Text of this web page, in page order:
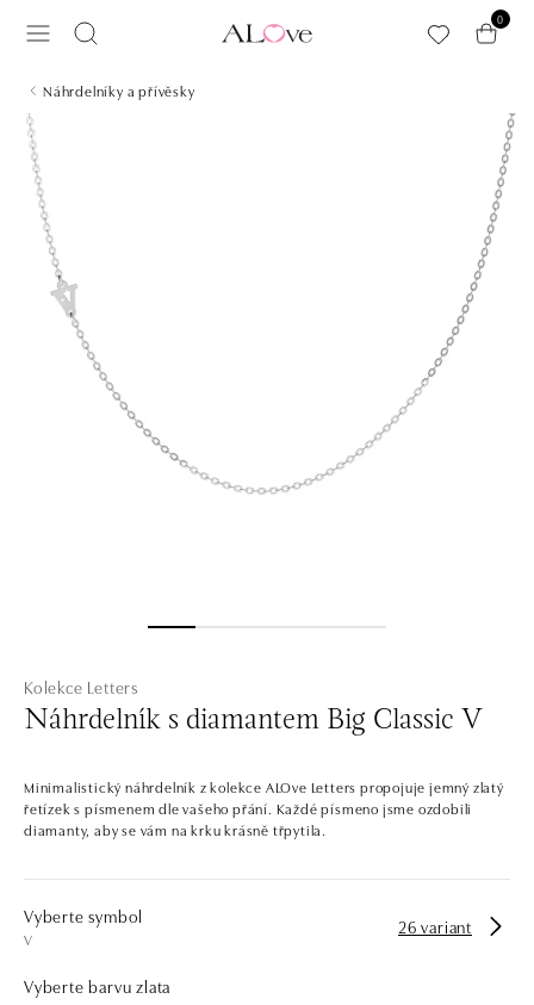
0
Náhrdelníky a přívěsky
Kolekce Letters
Náhrdelník s diamantem Big Classic V
Minimalistický náhrdelník z kolekce ALOve Letters propojuje jemný zlatý
řetízek s písmenem dle vašeho přání. Každé písmeno jsme ozdobili
diamanty, aby se vám na krku krásně třpytila.
Vyberte symbol
V
26 variant
Vyberte barvu zlata